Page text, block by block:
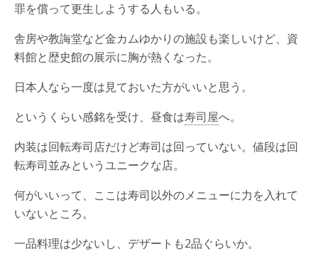
罪を償って更生しようする人もいる。
舎房や教誨堂など金カムゆかりの施設も楽しいけど、資
料館と歴史館の展示に胸が熱くなった。
日本人なら一度は見ておいた方がいいと思う。
というくらい感銘を受け、昼食は寿司屋へ。
内装は回転寿司店だけど寿司は回っていない。値段は回
転寿司並みというユニークな店。
何がいいって、ここは寿司以外のメニューに力を入れて
いないところ。
一品料理は少ないし、デザートも2品ぐらいか。